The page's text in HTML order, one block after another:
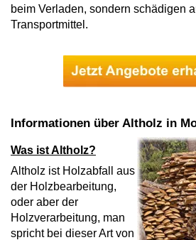
beim Verladen, sondern schädigen
Transportmittel.
Informationen über Altholz in
Was ist Altholz?
Altholz ist Holzabfall aus
der Holzbearbeitung,
oder aber der
Holzverarbeitung, man
spricht bei dieser Art von